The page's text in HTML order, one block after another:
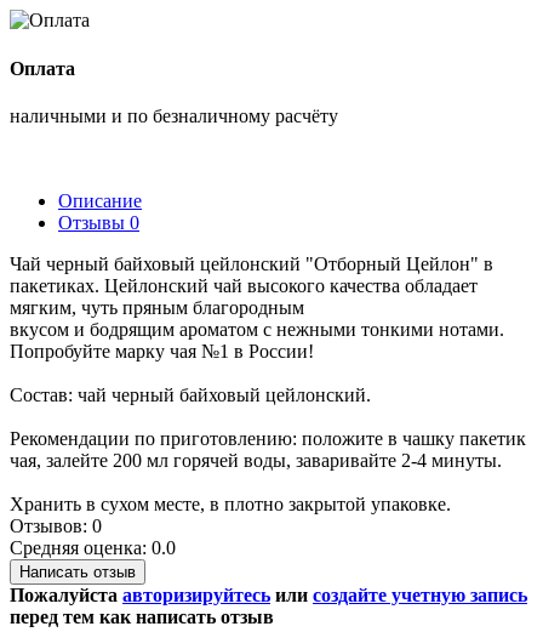
Оплата
наличными и по безналичному расчёту
Описание
Отзывы 0
Чай черный байховый цейлонский "Отборный Цейлон" в
пакетиках. Цейлонский чай высокого качества обладает
мягким, чуть пряным благородным
вкусом и бодрящим ароматом с нежными тонкими нотами.
Попробуйте марку чая №1 в России!
Состав: чай черный байховый цейлонский.
Рекомендации по приготовлению: положите в чашку пакетик
чая, залейте 200 мл горячей воды, заваривайте 2-4 минуты.
Хранить в сухом месте, в плотно закрытой упаковке.
Отзывов: 0
Средняя оценка: 0.0
Написать отзыв
Пожалуйста авторизируйтесь или создайте учетную запись
перед тем как написать отзыв